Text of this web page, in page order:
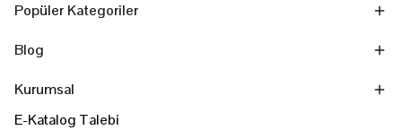
Popüler Kategoriler
Blog
Kurumsal
E-Katalog Talebi